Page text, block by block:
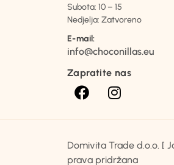
Subota: 10 – 15
Nedjelja: Zatvoreno
E-mail:
info@choconillas.eu
Zapratite nas
Domivita Trade d.o.o. [
prava pridržana